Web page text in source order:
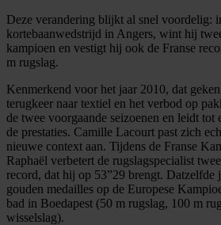
Deze verandering blijkt al snel voordelig:
kortebaanwedstrijd in Angers, wint hij
kampioen en vestigt hij ook de Franse
m rugslag.
Kenmerkend voor het jaar 2010, dat
terugkeer naar textiel en het verbod op
de twee voorgaande seizoenen en leidt tot
de prestaties. Camille Lacourt past zich
nieuwe context aan. Tijdens de Franse
Raphaël verbetert de rugslagspecialist
record, dat hij op 53”29 brengt. Datzelfde
gouden medailles op de Europese
bad in Boedapest (50 m rugslag, 100 m
wisselslag).